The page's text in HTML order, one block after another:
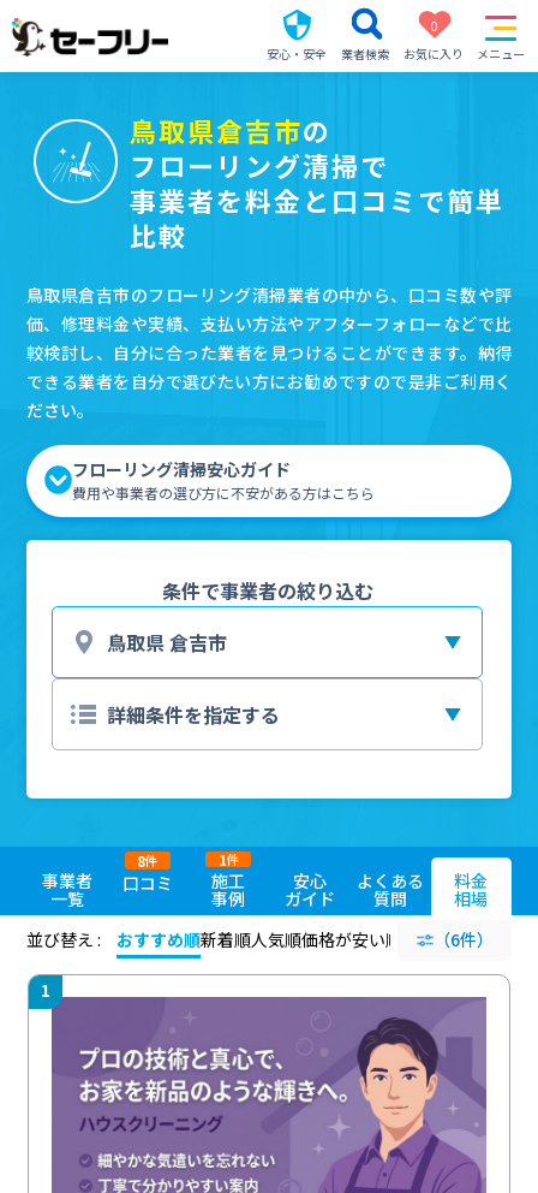
安心・安全 業者検索
0
お気に入り
メニュー
鳥取県倉吉市の
フローリング清掃で
事業者を料金と口コミで簡単
比較
鳥取県倉吉市のフローリング清掃業者の中から、口コミ数や評
価、修理料金や実績、支払い方法やアフターフォローなどで比
較検討し、自分に合った業者を見つけることができます。納得
できる業者を自分で選びたい方にお勧めですので是非ご利用く
ださい。
フローリング清掃安心ガイド
費用や事業者の選び方に不安がある方はこちら
条件で事業者の絞り込む
事業者
一覧
口コミ
8件
施工
事例
1件
安心
ガイド
よくある
質問
料金
相場
並び替え :
おすすめ順新着順人気順価格が安い順 評価が高い順
（6件）
1